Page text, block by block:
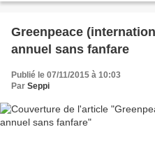
Greenpeace
annuel sans fanfare
Publié le 07/11/2015 à 10:03
Par Seppi